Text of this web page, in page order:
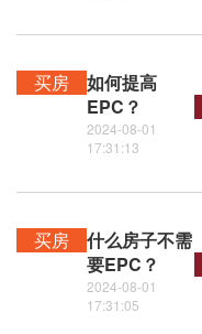
买房
如何提高
EPC？
2024-08-01
17:31:13
买房
什么房子不需
要EPC？
2024-08-01
17:31:05